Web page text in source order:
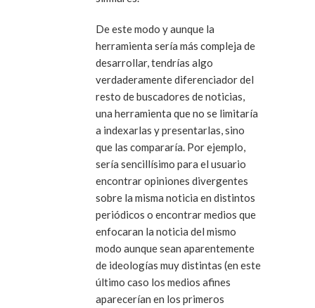
De este modo y aunque la
herramienta sería más compleja de
desarrollar, tendrías algo
verdaderamente diferenciador del
resto de buscadores de noticias,
una herramienta que no se limitaría
a indexarlas y presentarlas, sino
que las compararía. Por ejemplo,
sería sencillísimo para el usuario
encontrar opiniones divergentes
sobre la misma noticia en distintos
periódicos o encontrar medios que
enfocaran la noticia del mismo
modo aunque sean aparentemente
de ideologías muy distintas (en este
último caso los medios afines
aparecerían en los primeros